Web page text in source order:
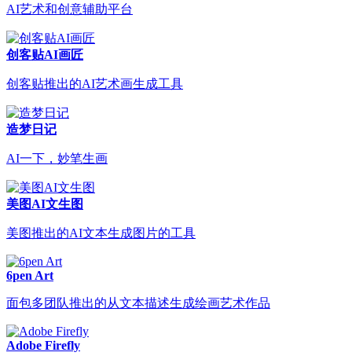
AI艺术和创意辅助平台
创客贴AI画匠
创客贴推出的AI艺术画生成工具
造梦日记
AI一下，妙笔生画
美图AI文生图
美图推出的AI文本生成图片的工具
6pen Art
面包多团队推出的从文本描述生成绘画艺术作品
Adobe Firefly